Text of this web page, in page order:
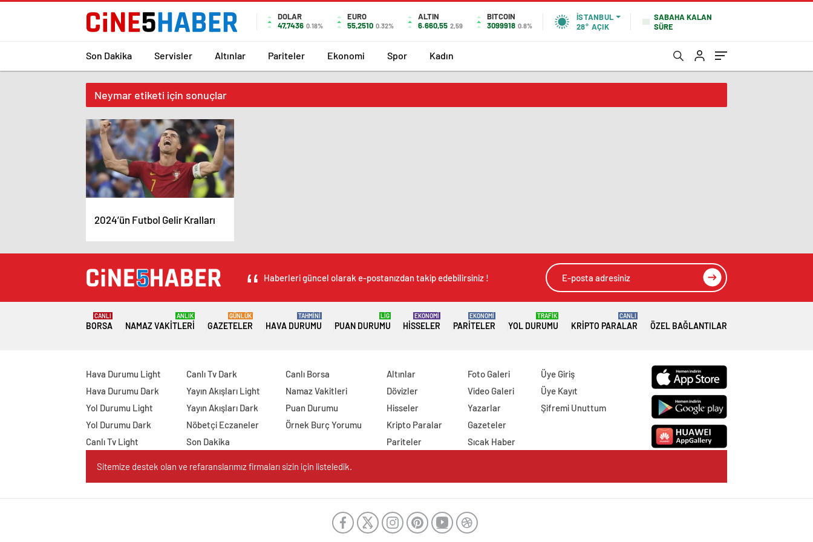
DOLAR
47,7436 0.18%
EURO
55,2510 0.32%
ALTIN
6.660,55 2,59
BITCOIN
3099918 0.8%
İSTANBUL
28° AÇIK
SABAHA KALAN
SÜRE
Son Dakika Servisler Altınlar Pariteler Ekonomi Spor Kadın
Neymar etiketi için sonuçlar
2024’ün Futbol Gelir Kralları
Haberleri güncel olarak e-postanızdan takip edebilirsiniz !
BORSA
CANLI
NAMAZ VAKITLERI
ANLIK
GAZETELER
GÜNLÜK
HAVA DURUMU
TAHMİNİ
PUAN DURUMU
LİG
HISSELER
EKONOMİ
PARITELER
EKONOMİ
YOL DURUMU
TRAFİK
KRIPTO PARALAR
CANLI
ÖZEL BAĞLANTILAR
Hava Durumu Light
Hava Durumu Dark
Yol Durumu Light
Yol Durumu Dark
Canlı Tv Light
Canlı Tv Dark
Yayın Akışları Light
Yayın Akışları Dark
Nöbetçi Eczaneler
Son Dakika
Canlı Borsa
Namaz Vakitleri
Puan Durumu
Örnek Burç Yorumu
Altınlar
Dövizler
Hisseler
Kripto Paralar
Pariteler
Foto Galeri
Video Galeri
Yazarlar
Gazeteler
Sıcak Haber
Üye Giriş
Üye Kayıt
Şifremi Unuttum
Sitemize destek olan ve refaranslarımız firmaları sizin için listeledik.